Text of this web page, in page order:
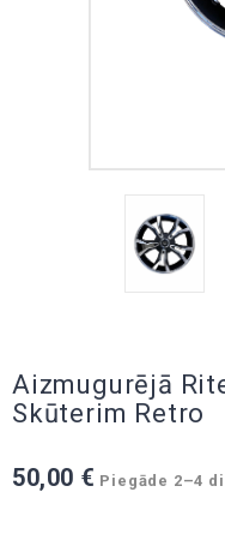
Aizmugurējā
Skūterim Retro
50,00 € Piegāde 2–4